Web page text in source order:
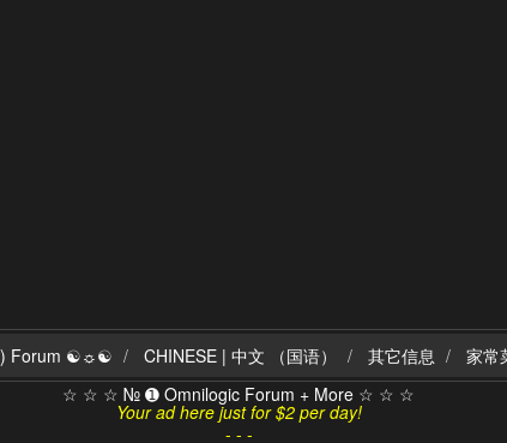
Forum ☯☼☯ CHINESE | 中文 （国语） 其它信息
家常
☆ ☆ ☆ № ➊ Omnilogic Forum + More ☆ ☆ ☆
Your ad here just for $2 per day!
- - -